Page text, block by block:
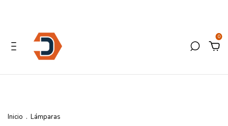
0
Inicio . Lámparas